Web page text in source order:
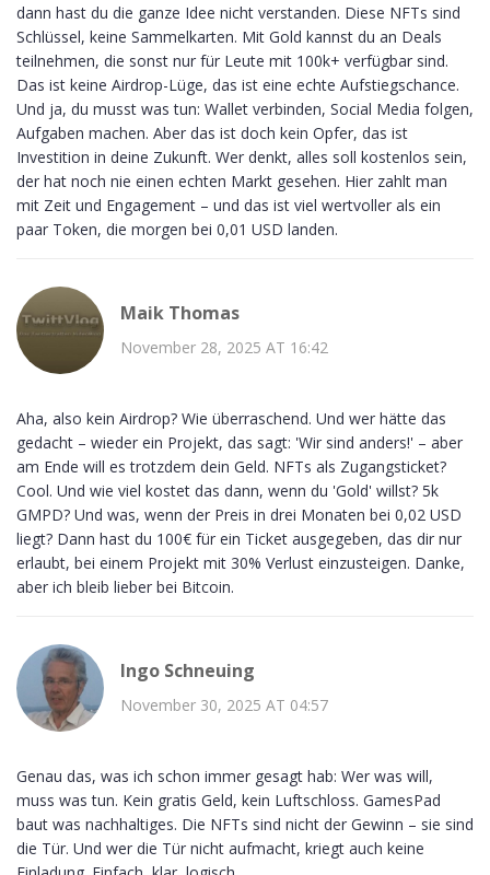
dann hast du die ganze Idee nicht verstanden. Diese NFTs sind
Schlüssel, keine Sammelkarten. Mit Gold kannst du an Deals
teilnehmen, die sonst nur für Leute mit 100k+ verfügbar sind.
Das ist keine Airdrop-Lüge, das ist eine echte Aufstiegschance.
Und ja, du musst was tun: Wallet verbinden, Social Media folgen,
Aufgaben machen. Aber das ist doch kein Opfer, das ist
Investition in deine Zukunft. Wer denkt, alles soll kostenlos sein,
der hat noch nie einen echten Markt gesehen. Hier zahlt man
mit Zeit und Engagement – und das ist viel wertvoller als ein
paar Token, die morgen bei 0,01 USD landen.
Maik Thomas
November 28, 2025 AT 16:42
Aha, also kein Airdrop? Wie überraschend. Und wer hätte das
gedacht – wieder ein Projekt, das sagt: 'Wir sind anders!' – aber
am Ende will es trotzdem dein Geld. NFTs als Zugangsticket?
Cool. Und wie viel kostet das dann, wenn du 'Gold' willst? 5k
GMPD? Und was, wenn der Preis in drei Monaten bei 0,02 USD
liegt? Dann hast du 100€ für ein Ticket ausgegeben, das dir nur
erlaubt, bei einem Projekt mit 30% Verlust einzusteigen. Danke,
aber ich bleib lieber bei Bitcoin.
Ingo Schneuing
November 30, 2025 AT 04:57
Genau das, was ich schon immer gesagt hab: Wer was will,
muss was tun. Kein gratis Geld, kein Luftschloss. GamesPad
baut was nachhaltiges. Die NFTs sind nicht der Gewinn – sie sind
die Tür. Und wer die Tür nicht aufmacht, kriegt auch keine